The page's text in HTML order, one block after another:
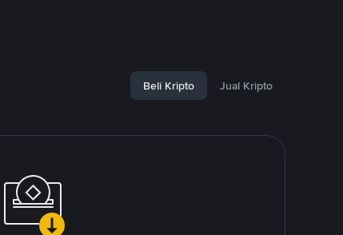
Beli Kripto Jual Kripto